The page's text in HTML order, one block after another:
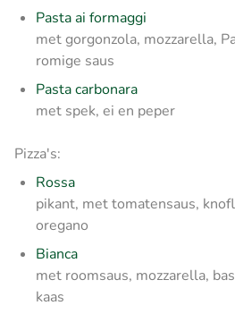
Pasta ai formaggi
met gorgonzola, mozzarella,
romige saus
Pasta carbonara
met spek, ei en peper
Pizza's:
Rossa
pikant, met tomatensaus,
oregano
Bianca
met roomsaus, mozzarella,
kaas